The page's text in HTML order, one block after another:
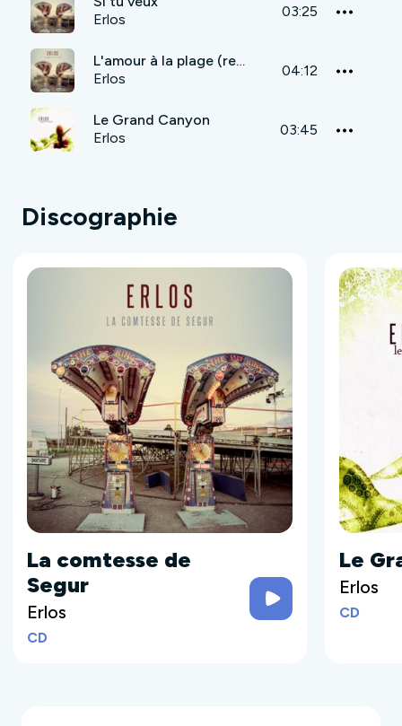
Erlos
03:25
L'amour à la plage (reprise Niagara)
Erlos
04:12
Le Grand Canyon
Erlos
03:45
Discographie
La comtesse de
Segur
Erlos
CD
Le
Erlos
CD